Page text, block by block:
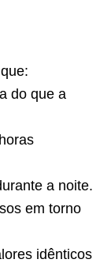
do que a
a noite.
em torno
idênticos